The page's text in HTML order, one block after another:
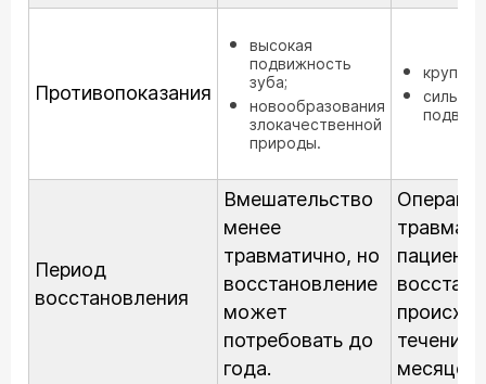
Противопоказания
высокая
подвижность
зуба;
новообразования
злокачественной
природы.
сильная
Период
восстановления
Вмешательство
менее
травматично, но
восстановление
может
потребовать до
года.
течение
месяцев.